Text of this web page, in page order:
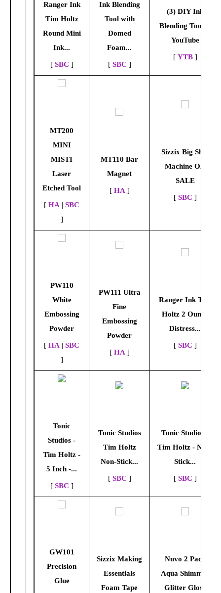
Ranger Ink
Tim Holtz
Round Mini
Ink...
[ SBC ]
Ink Blending
Tool with
Domed
Foam...
[ SBC ]
(3) DIY Ink
Blending Tools -
YouTube
[ YTB]
MT200
MINI
MISTI
Laser
Etched Tool
[ HA | SBC
]
MT110 Bar
Magnet
[ HA ]
Sizzix Big Shot
Machine ON
SALE
[ SBC ]
PW110
White
Embossing
Powder
[ HA | SBC
]
PW111 Ultra
Fine
Embossing
Powder
[ HA ]
Ranger Ink Tim
Holtz 2 Ounce
Distress...
[ SBC ]
Tonic
Studios -
Tim Holtz -
5 Inch -...
[ SBC ]
Tonic Studios
Tim Holtz
Non-Stick...
[ SBC ]
Tonic Studios -
Tim Holtz - Non-
Stick...
[ SBC ]
GW101
Precision
Glue
Sizzix Making
Essentials
Foam Tape
Nuvo 2 Pack
Aqua Shimmer
Glitter Gloss